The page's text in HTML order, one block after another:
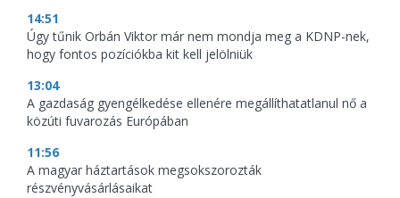
14:51
Úgy tűnik Orbán Viktor már nem mondja meg a KDNP-nek,
hogy fontos pozíciókba kit kell jelölniük
13:04
A gazdaság gyengélkedése ellenére megállíthatatlanul nő a
közúti fuvarozás Európában
11:56
A magyar háztartások megsokszorozták
részvényvásárlásaikat